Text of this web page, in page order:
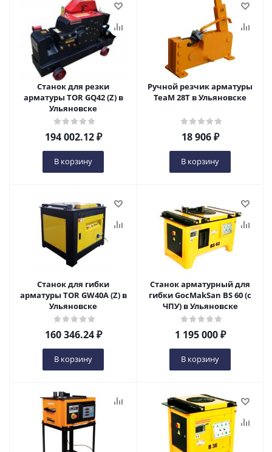
Станок для резки
арматуры TOR GQ42 (Z) в
Ульяновске
194 002.12₽
В корзину
Ручной резчик арматуры
ТеаМ 28Т в Ульяновске
18 906₽
В корзину
Станок для гибки
арматуры TOR GW40A (Z) в
Ульяновске
160 346.24₽
В корзину
Станок арматурный для
гибки GocMakSan BS 60 (с
ЧПУ) в Ульяновске
1 195 000₽
В корзину